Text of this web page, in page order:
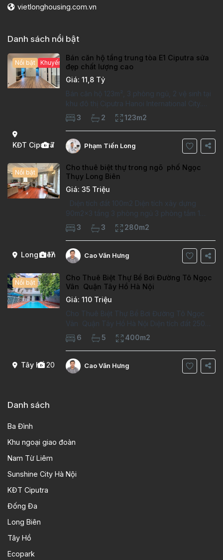
vietlonghousing.com.vn
Danh sách nổi bật
KĐT Ciputra
7
Nổi bật Khuyến mại hấp dẫn
Bán căn hộ tầng trung tòa E1 Ciputra sửa
đẹp chất lượng cao
Giá: 11,8 Tỷ
Bán căn hộ 123m², 3 phòng ngủ, 2 vệ sinh tại
khu đô thị Ciputra Hanoi International City.
Căn hộ đã sửa mới kỹ, chất lượng cao, sàn
gỗ, bếp hiện đại, không gian thoáng sáng.
Thông tin căn hộ: Diện tích:
3 2 123m2
Phạm Tiến Long
Long Biên
17
Nổi bật
Cho thuê biệt thự trong ngõ phố Ngọc
Thụy Long Biên
Giá: 35 Triệu
Diện tích đất 100m2 Diện tích xây dựng
90m2x3 tầng 3 phòng ngủ 3 phòng tắm 1
phòng làm việc Vị trí ý tưởng 10 phút đi bộ tới
trường việt pháp Ngôi nhà được thiết kế theo
kiểu phát cổ,trong khu dân
3 3 280m2
Cao Văn Hưng
Tây Hồ20
Nổi bật
Cho Thuê Biệt Thự Bể Bơi Đường Tô Ngọc
Vân Quận Tây Hồ Hà Nội
Giá: 110 Triệu
Cho Thuê Biệt Thự Bể Bơi Đường Tô Ngọc
Vân Quận Tây Hồ Hà Nội Diện tích đất 250m2
Diện tích xây dựng 100m2 Xây 4 tầng, 6
phòng ngủ 5 phòng tắm Tầng 1, , phòng
khách , phòng bếp-1wc Tầng 2, 2 phòng
6 5 400m2
Cao Văn Hưng
Danh sách
Ba Đình
Khu ngoại giao đoàn
Nam Từ Liêm
Sunshine City Hà Nội
KĐT Ciputra
Đống Đa
Long Biên
Tây Hồ
Ecopark